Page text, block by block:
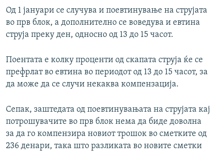
Од 1 јануари се случува и поевтинување на струјата
во прв блок, а дополнително се воведува и евтина
струја преку ден, односно од 13 до 15 часот.
Поентата е колку проценти од скапата струја ќе се
префрлат во евтина во периодот од 13 до 15 часот, за
да може да се случи некаква компензација.
Сепак, заштедата од поевтинувањата на струјата кај
потрошувачите во прв блок нема да биде доволна
за да го компензира новиот трошок во сметките од
236 денари, така што разликата во новите сметки